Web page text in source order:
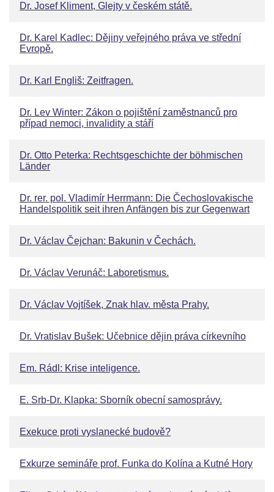
Dr. Josef Kliment, Glejty v českém státě.
Dr. Karel Kadlec: Dějiny veřejného práva ve střední
Evropě.
Dr. Karl Engliš: Zeitfragen.
Dr. Lev Winter: Zákon o pojištění zaměstnanců pro
případ nemoci, invalidity a stáří
Dr. Otto Peterka: Rechtsgeschichte der böhmischen
Länder
Dr. rer. pol. Vladimír Herrmann: Die Čechoslovakische
Handelspolitik seit ihren Anfängen bis zur Gegenwart
Dr. Václav Čejchan: Bakunin v Čechách.
Dr. Václav Verunáč: Laboretismus.
Dr. Václav Vojtíšek, Znak hlav. města Prahy.
Dr. Vratislav Bušek: Učebnice dějin práva církevního
Em. Rádl: Krise inteligence.
E. Srb-Dr. Klapka: Sborník obecní samosprávy.
Exekuce proti vyslanecké budově?
Exkurze semináře prof. Funka do Kolína a Kutné Hory